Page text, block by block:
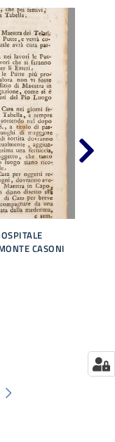
CASONI
Pagina successiva